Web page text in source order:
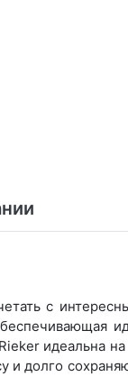
с
идеальна
и долго